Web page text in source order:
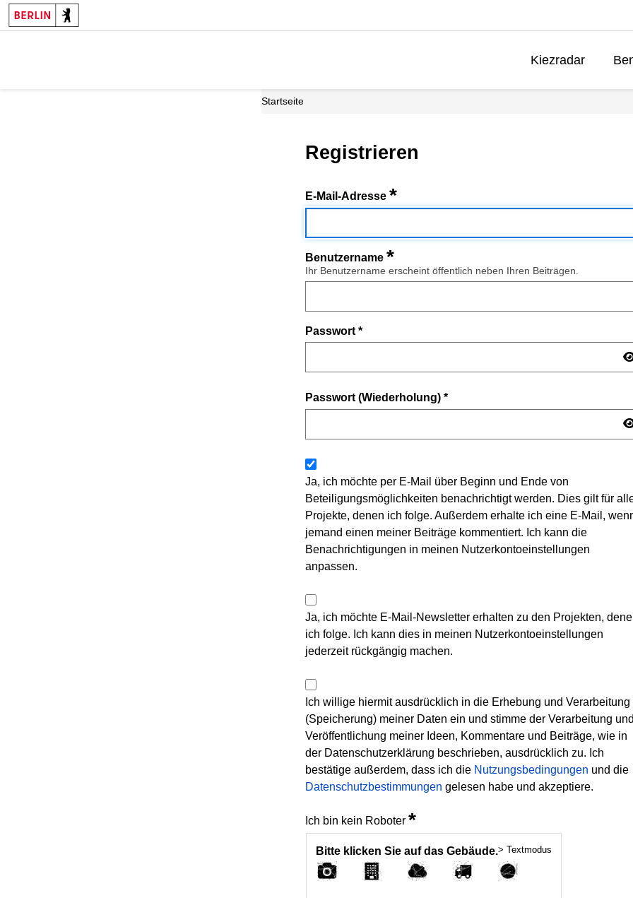
Kiezradar
Startseite
Registrieren
E-Mail-Adresse *
Benutzername *
Ihr Benutzername erscheint öffentlich neben Ihren Beiträgen.
Passwort *
Passwort (Wiederholung) *
Ja, ich möchte per E-Mail über Beginn und Ende von
Beteiligungsmöglichkeiten benachrichtigt werden. Dies gilt für
Projekte, denen ich folge. Außerdem erhalte ich eine E-Mail,
jemand einen meiner Beiträge kommentiert. Ich kann die
Benachrichtigungen in meinen Nutzerkontoeinstellungen
anpassen.
Ja, ich möchte E-Mail-Newsletter erhalten zu den Projekten,
ich folge. Ich kann dies in meinen Nutzerkontoeinstellungen
jederzeit rückgängig machen.
Ich willige hiermit ausdrücklich in die Erhebung und Verarbeitung
(Speicherung) meiner Daten ein und stimme der Verarbeitung und
Veröffentlichung meiner Ideen, Kommentare und Beiträge, wie in
der Datenschutzerklärung beschrieben, ausdrücklich zu. Ich
bestätige außerdem, dass ich die Nutzungsbedingungen und die
Datenschutzbestimmungen gelesen habe und akzeptiere.
Ich bin kein Roboter *
Bitte klicken Sie auf das Gebäude.> Textmodus